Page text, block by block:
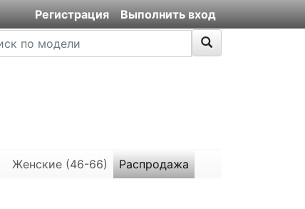
Регистрация Выполнить вход
Женские (46-66) Распродажа